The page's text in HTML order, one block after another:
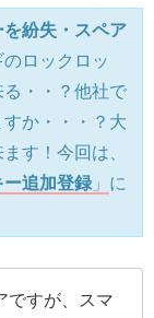
を紛失・スペア
ロックロッ
・・？他社で
か・・・？大
す！今回は、
ー追加登録 」 に
ですが、スマ